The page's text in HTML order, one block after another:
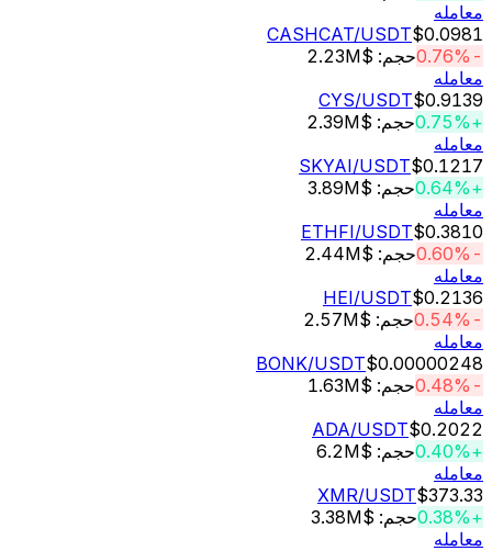
CASHCAT/USDT
حجم: $2.23M
CYS/USDT
حجم: $2.39M
SKYAI/USDT
حجم: $3.89M
ETHFI/USDT
حجم: $2.44M
HEI/USDT
حجم: $2.57M
BONK/USDT
حجم: $1.63M
ADA/USDT
حجم: $6.2M
XMR/USDT
حجم: $3.38M